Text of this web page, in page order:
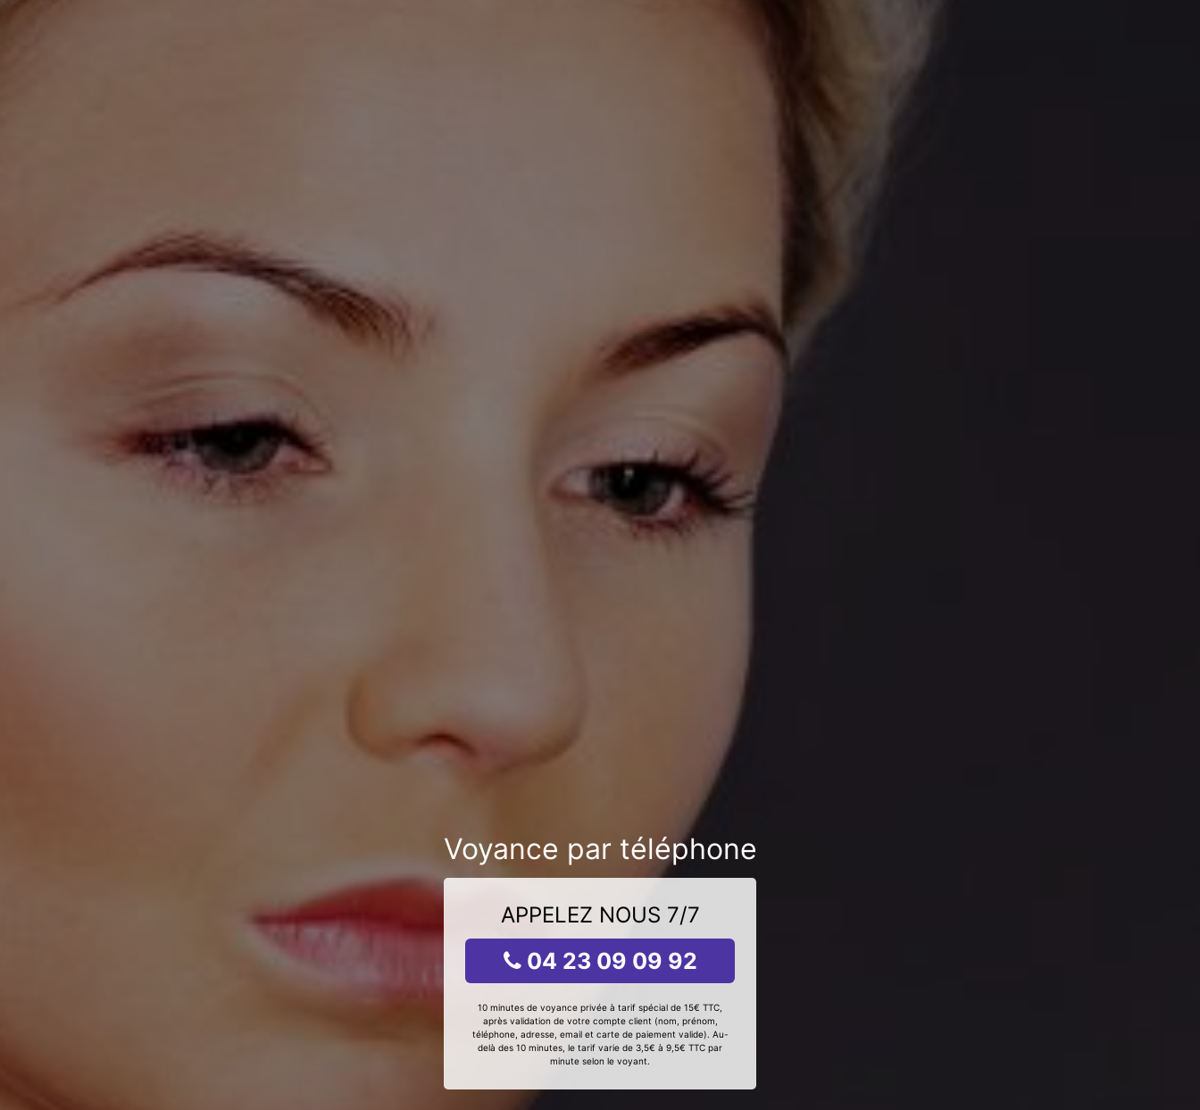
Voyance par téléphone
APPELEZ NOUS 7/7
04 23 09 09 92
10 minutes de voyance privée à tarif spécial de 15€ TTC,
après validation de votre compte client (nom, prénom,
téléphone, adresse, email et carte de paiement valide). Au-
delà des 10 minutes, le tarif varie de 3,5€ à 9,5€ TTC par
minute selon le voyant.